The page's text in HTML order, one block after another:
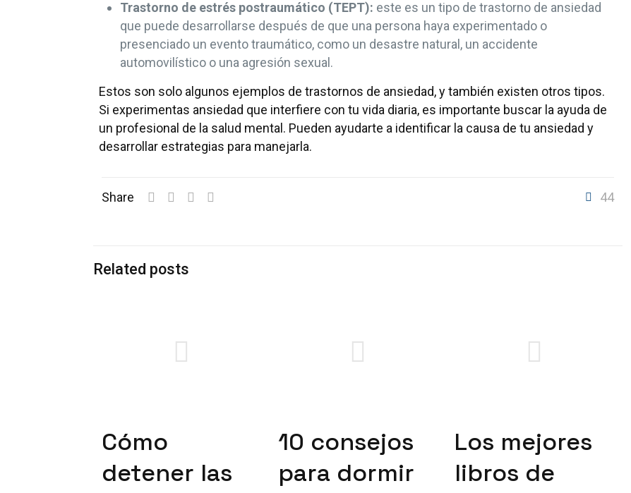
Trastorno de estrés postraumático (TEPT): este es un tipo de trastorno de ansiedad
que puede desarrollarse después de que una persona haya experimentado o
presenciado un evento traumático, como un desastre natural, un accidente
automovilístico o una agresión sexual.
Estos son solo algunos ejemplos de trastornos de ansiedad, y también existen otros tipos.
Si experimentas ansiedad que interfiere con tu vida diaria, es importante buscar la ayuda de
un profesional de la salud mental. Pueden ayudarte a identificar la causa de tu ansiedad y
desarrollar estrategias para manejarla.
Share 44
Related posts
Cómo
detener las
10 consejos
para dormir
Los mejores
libros de